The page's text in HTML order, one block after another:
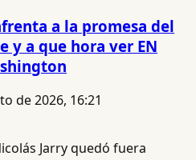
a la promesa del
y a que hora ver EN
de 2026, 16:21